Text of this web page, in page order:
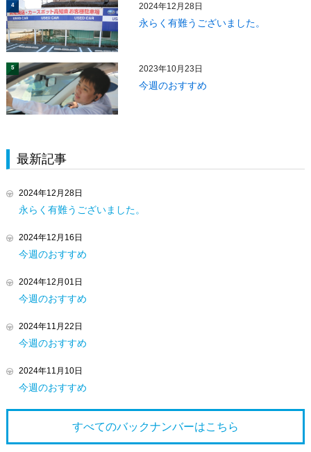
4 2024年12月28日
永らく有難うございました。
5 2023年10月23日
今週のおすすめ
最新記事
2024年12月28日
永らく有難うございました。
2024年12月16日
今週のおすすめ
2024年12月01日
今週のおすすめ
2024年11月22日
今週のおすすめ
2024年11月10日
今週のおすすめ
すべてのバックナンバーはこちら